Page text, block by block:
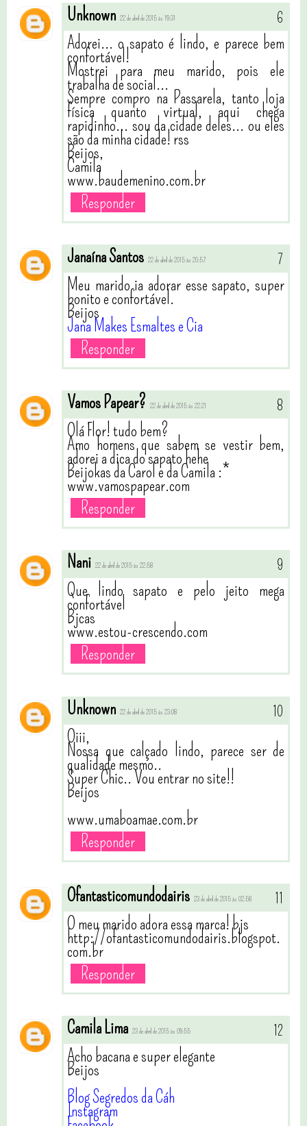
Unknown 22 de abril de 2015 às 19:31
Adorei... o sapato é lindo, e parece bem
confortável!
Mostrei para meu marido, pois ele
trabalha de social...
Sempre compro na Passarela, tanto loja
física quanto virtual, aqui chega
rapidinho... sou da cidade deles... ou eles
são da minha cidade! rss
Beijos,
Camila
www.baudemenino.com.br
Responder
Janaína Santos 22 de abril de 2015 às 20:57
Meu marido ia adorar esse sapato, super
bonito e confortável.
Beijos
Jana Makes Esmaltes e Cia
Responder
Vamos Papear? 22 de abril de 2015 às 22:21
Olá Flor! tudo bem?
Amo homens que sabem se vestir bem,
adorei a dica do sapato hehe
Beijokas da Carol e da Camila :*
www.vamospapear.com
Responder
Nani 22 de abril de 2015 às 22:58
Que lindo sapato e pelo jeito mega
confortável
Bjcas
www.estou-crescendo.com
Responder
Unknown 22 de abril de 2015 às 23:08
Oiii,
Nossa que calçado lindo, parece ser de
qualidade mesmo..
Super Chic.. Vou entrar no site!!
Beijos
www.umaboamae.com.br
Responder
Ofantasticomundodairis 23 de abril de 2015 às 02:58
O meu marido adora essa marca! bjs
http://ofantasticomundodairis.blogspot.
com.br
Responder
Camila Lima 23 de abril de 2015 às 09:55
Acho bacana e super elegante
Beijos
Blog Segredos da Cáh
Instagram